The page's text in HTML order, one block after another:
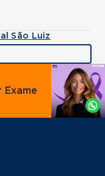
São Luiz
Agende
por
Whatsapp
Exame